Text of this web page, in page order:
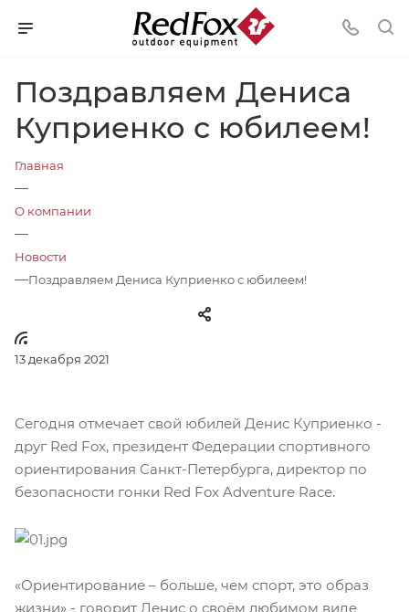
Поздравляем Дениса
Куприенко с юбилеем!
Главная
—
О компании
—
Новости
—Поздравляем Дениса Куприенко с юбилеем!
13 декабря 2021
Сегодня отмечает свой юбилей Денис Куприенко -
друг Red Fox, президент Федерации спортивного
ориентирования Санкт-Петербурга, директор по
безопасности гонки Red Fox Adventure Race.
«Ориентирование – больше, чем спорт, это образ
жизни» - говорит Денис о своём любимом виде